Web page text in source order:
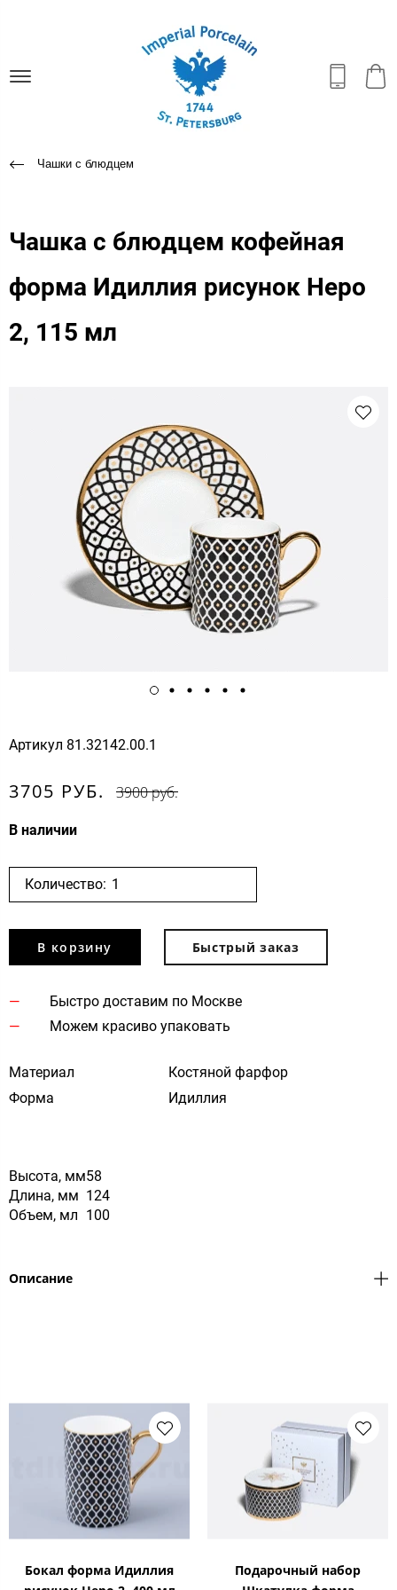
Чашки с блюдцем
Чашка с блюдцем кофейная
форма Идиллия рисунок Неро
2, 115 мл
Артикул 81.32142.00.1
3705 РУБ. 3900 руб.
В наличии
Количество:
В корзину Быстрый заказ
Быстро доставим по Москве
Можем красиво упаковать
Материал
Костяной фарфор
Форма
Идиллия
Высота, мм58
Длина, мм 124
Объем, мл 100
Описание
Бокал форма Идиллия
Подарочный набор